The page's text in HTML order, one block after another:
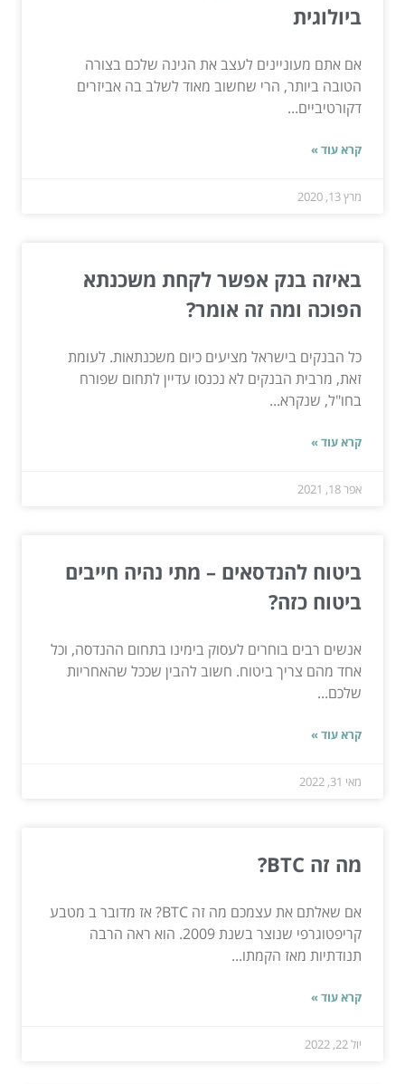
ביולוגית
אם אתם מעוניינים לעצב את הגינה שלכם בצורה
הטובה ביותר, הרי שחשוב מאוד לשלב בה אביזרים
דקורטיביים...
קרא עוד »
מרץ 13, 2020
באיזה בנק אפשר לקחת משכנתא
הפוכה ומה זה אומר?
כל הבנקים בישראל מציעים כיום משכנתאות. לעומת
זאת, מרבית הבנקים לא נכנסו עדיין לתחום שפורח
בחו"ל, שנקרא...
קרא עוד »
אפר 18, 2021
ביטוח להנדסאים – מתי נהיה חייבים
ביטוח כזה?
אנשים רבים בוחרים לעסוק בימינו בתחום ההנדסה, וכל
אחד מהם צריך ביטוח. חשוב להבין שככל שהאחריות
שלכם...
קרא עוד »
מאי 31, 2022
מה זה BTC?
אם שאלתם את עצמכם מה זה BTC? אז מדובר ב מטבע
קריפטוגרפי שנוצר בשנת 2009. הוא ראה הרבה
תנודתיות מאז הקמתו...
קרא עוד »
יול 22, 2022